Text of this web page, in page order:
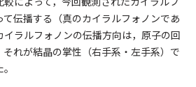
伝播する（真のカイラルフォノンであ
ラルフォノンの伝播方向は，原子の回
れが結晶の掌性（右手系・左手系）で